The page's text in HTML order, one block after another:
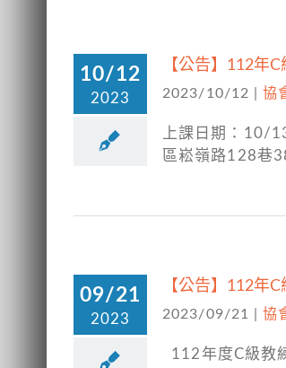
10/12
2023
【公告】112年
2023/10/12 協
上課日期：10/
區崧嶺路128巷
09/21
2023
【公告】112年
2023/09/21 協
112年度C級教